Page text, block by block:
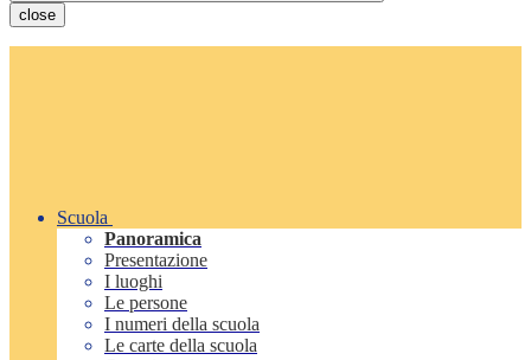
close
Scuola
Panoramica
Presentazione
I luoghi
Le persone
I numeri della scuola
Le carte della scuola